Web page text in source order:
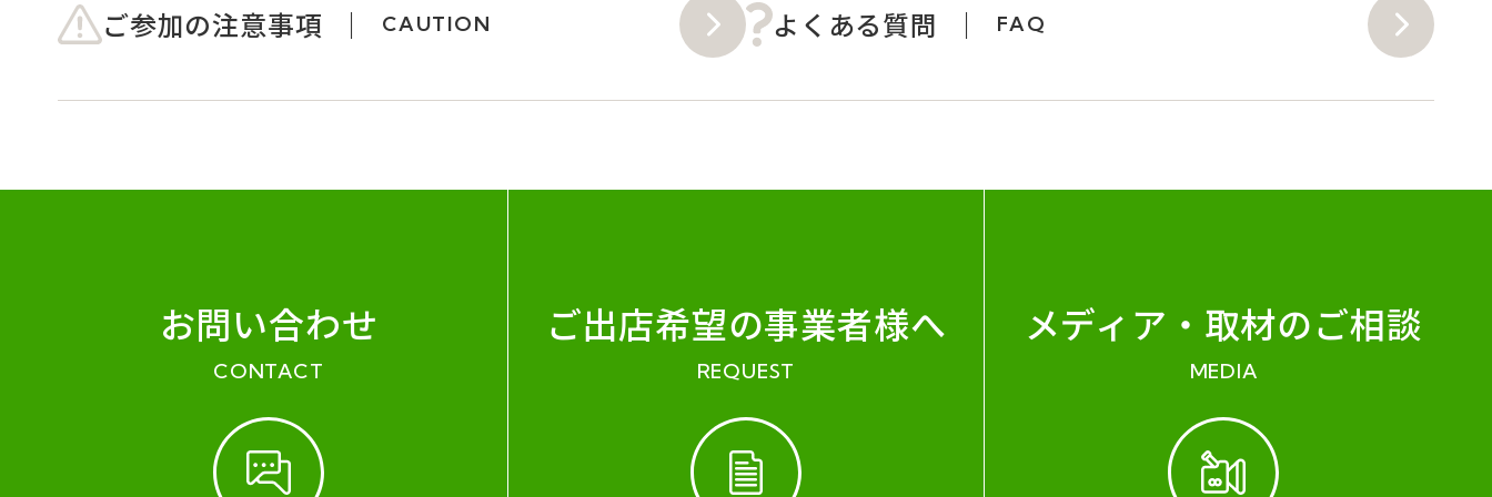
ご参加の注意事項 CAUTION よくある質問 FAQ
お問い合わせ
CONTACT
ご出店希望の事業者様へ
REQUEST
メディア・ 取材のご相談
MEDIA